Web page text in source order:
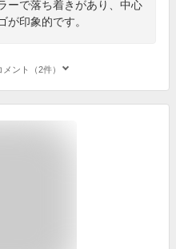
ーで落ち着きがあり、中心
が印象的です。
ント（2件）